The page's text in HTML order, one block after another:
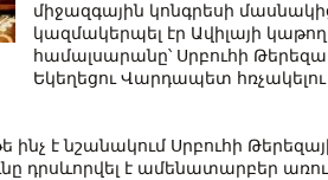
միջազգային կոնգրեսի
կազմակերպել էր Ավիլայի
համալսարանը՝ Սրբուհի Թերեզա
Եկեղեցու Վարդապետ
ինչ է նշանակում Սրբուհի
դրսևորվել է ամենատարբեր